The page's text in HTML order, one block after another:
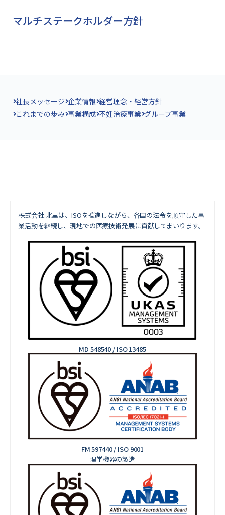
マルチステークホルダー方針
社長メッセージ 企業情報 経営理念・経営方針
これまでの歩み 事業構成 不妊治療事業 グループ事業
株式会社 北里は、ISOを推進しながら、 各国の法令を順守した事
業活動を継続し、現地での医療技術発展に貢献してまいります。
MD 548540 / ISO 13485
FM 597440 / ISO 9001
理学機器の製造